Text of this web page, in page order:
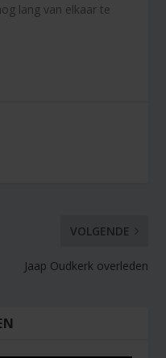
lang van elkaar te
VOLGENDE
Jaap Oudkerk overleden